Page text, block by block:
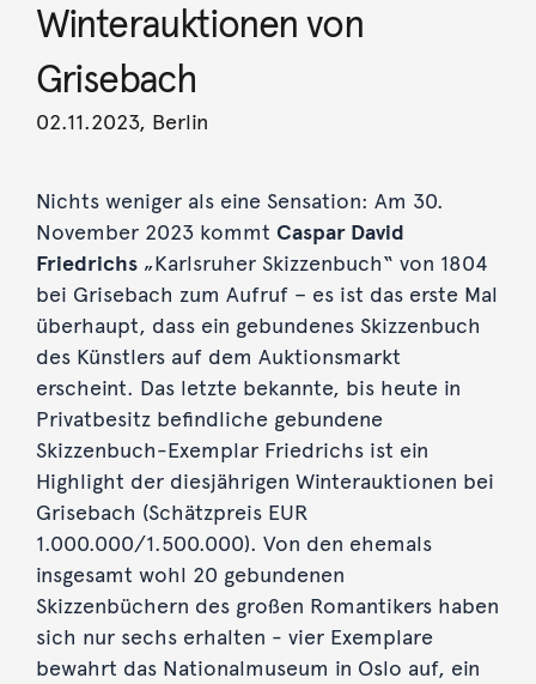
Winterauktionen von
Grisebach
02.11.2023, Berlin
Nichts weniger als eine Sensation: Am 30.
November 2023 kommt Caspar David
Friedrichs„Karlsruher Skizzenbuch“ von 1804
bei Grisebach zum Aufruf – es ist das erste Mal
überhaupt, dass ein gebundenes Skizzenbuch
des Künstlers auf dem Auktionsmarkt
erscheint. Das letzte bekannte, bis heute in
Privatbesitz befindliche gebundene
Skizzenbuch-Exemplar Friedrichs ist ein
Highlight der diesjährigen Winterauktionen bei
Grisebach (Schätzpreis EUR
1.000.000/1.500.000). Von den ehemals
insgesamt wohl 20 gebundenen
Skizzenbüchern des großen Romantikers haben
sich nur sechs erhalten - vier Exemplare
bewahrt das Nationalmuseum in Oslo auf, ein